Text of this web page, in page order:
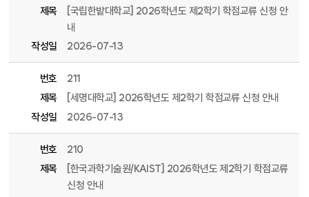
제목
[국립한밭대학교] 2026학년도 제2학기 학점교류 신청 안
내
작성일
2026-07-13
번호
211
제목
[세명대학교] 2026학년도 제2학기 학점교류 신청 안내
작성일
2026-07-13
번호
210
제목
[한국과학기술원/KAIST] 2026학년도 제2학기 학점교류
신청 안내